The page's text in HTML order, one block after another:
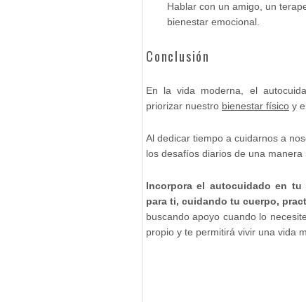
Hablar con un amigo, un
bienestar emocional.
Conclusión
En la vida moderna, el
priorizar nuestro bienestar físico y
Al dedicar tiempo a cuidarnos a
los desafíos diarios de una
Incorpora el autocuidado en tu
para ti, cuidando tu cuerpo,
buscando apoyo cuando lo
propio y te permitirá vivir una vida